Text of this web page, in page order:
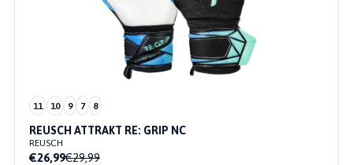
11 10 9 7 8
REUSCH ATTRAKT RE: GRIP NC
REUSCH
€26,99€29,99